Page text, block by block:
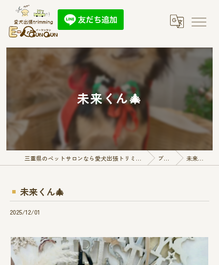
未来くん🎄
三重県のペットサロンなら愛犬出張トリミング E-QunQun ブログ 未来くん🎄
未来くん🎄
2025/12/01